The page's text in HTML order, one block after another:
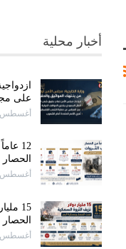
أخبار محلية
على
أغسطس 8, 2026
12
أغسطس 8, 2026
15
أغسطس 8, 2026